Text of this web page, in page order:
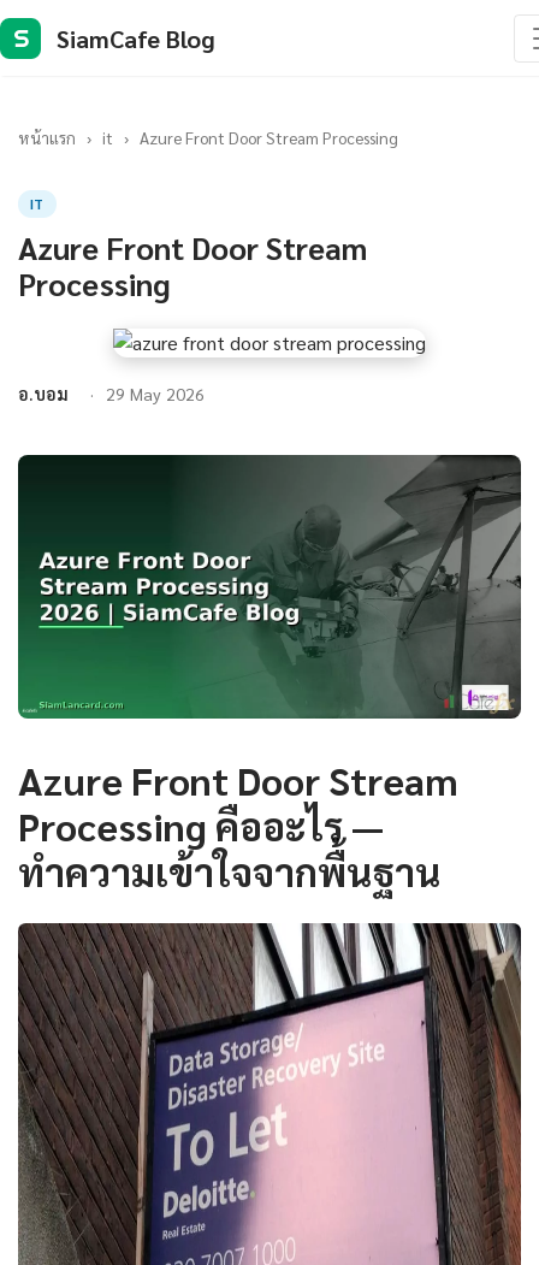
S SiamCafe Blog
หน้าแรก › it › Azure Front Door Stream Processing
IT
Azure Front Door Stream
Processing
อ.บอม 29 May 2026
Azure Front Door Stream
Processing คืออะไร —
ทำความเข้าใจจากพื้นฐาน